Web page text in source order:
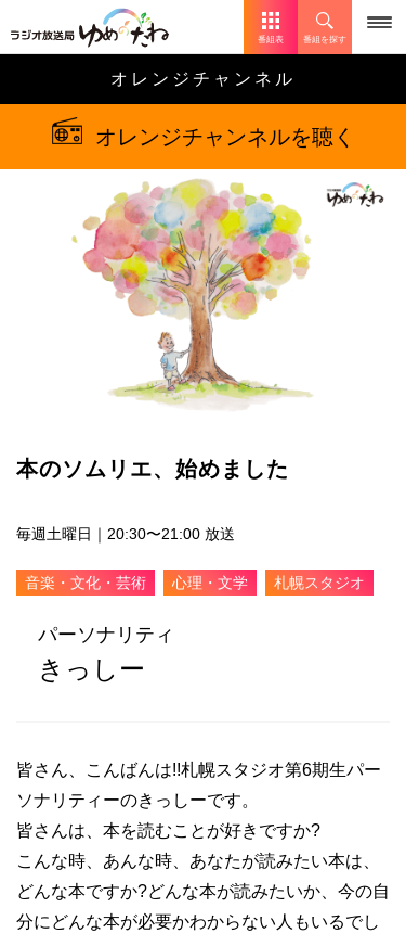
番組表 番組を探す
オレンジチャンネル
オレンジチャンネルを聴く
本のソムリエ、始めました
毎週土曜日｜20:30〜21:00 放送
音楽・文化・芸術 心理・文学 札幌スタジオ
パーソナリティ
きっしー
皆さん、こんばんは!!札幌スタジオ第6期生パー
ソナリティーのきっしーです。
皆さんは、本を読むことが好きですか?
こんな時、あんな時、あなたが読みたい本は、
どんな本ですか?どんな本が読みたいか、今の自
分にどんな本が必要かわからない人もいるでし